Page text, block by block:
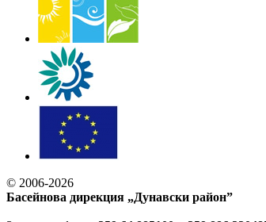
© 2006-2026
Басейнова дирекция „Дунавски район”